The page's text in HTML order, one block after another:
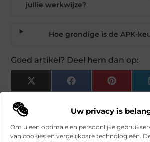
Uw privacy is
Om u een optimale en persoonlijke
van cookies en vergelijkbare technologieën.
jullie werkwijze?
Hoe grondige is de APK-
Goed artikel? Deel hem dan op:
X
(Twitter)
Facebook Pinterest
Tags en Categorieën: